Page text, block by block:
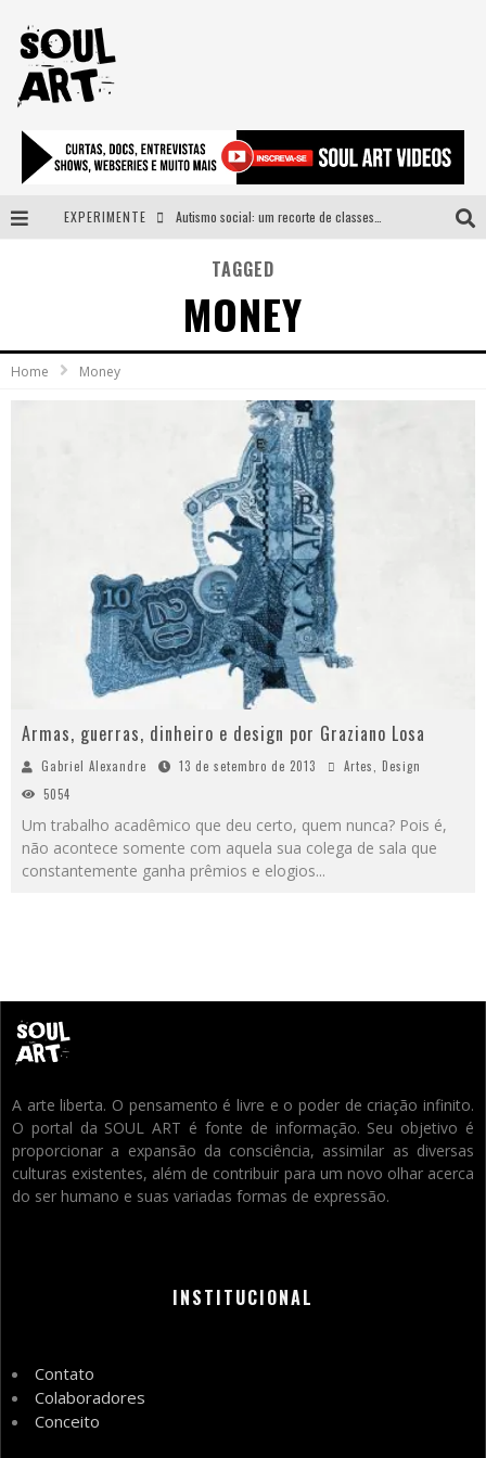
EXPERIMENTE
A subida da rampa é diferente!
Faça o bem! Mas, sem olhar a quem!?
Novo single de Arnaldo Tifu, “De Testa” explora brasilidade em sons, cores e símbolos
TAGGED
MONEY
Home Money
Armas, guerras, dinheiro e design por Graziano Losa
Gabriel Alexandre 13 de setembro de 2013 Artes, Design
5054
Um trabalho acadêmico que deu certo, quem nunca? Pois é,
não acontece somente com aquela sua colega de sala que
constantemente ganha prêmios e elogios...
A arte liberta. O pensamento é livre e o poder de criação infinito.
O portal da SOUL ART é fonte de informação. Seu objetivo é
proporcionar a expansão da consciência, assimilar as diversas
culturas existentes, além de contribuir para um novo olhar acerca
do ser humano e suas variadas formas de expressão.
INSTITUCIONAL
Contato
Colaboradores
Conceito